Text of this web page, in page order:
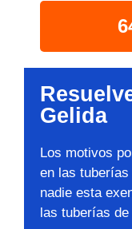
Gelida
Los motivos
en las
nadie esta
las tuberías